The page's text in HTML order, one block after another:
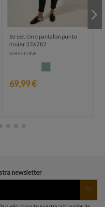
Street One pantalon punto
mujer 376787
STREET ONE
69,99 €
newsletter